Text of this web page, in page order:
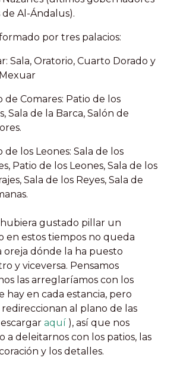
de Al-Ándalus).
por tres palacios:
Sala, Oratorio, Cuarto Dorado y
de Comares: Patio de los
Sala de la Barca, Salón de
de los Leones: Sala de los
Patio de los Leones, Sala de los
Sala de los Reyes, Sala de
gustado pillar un
en estos tiempos no queda
oreja dónde la ha puesto
y viceversa. Pensamos
las arreglaríamos con los
hay en cada estancia, pero
al plano de las
aquí ), así que nos
a deleitarnos con los patios, las
y los detalles.